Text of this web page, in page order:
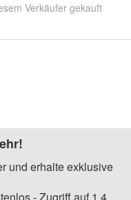
Verkäufer gekauft
und erhalte exklusive